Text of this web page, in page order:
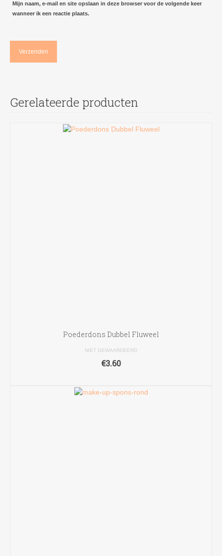
Mijn naam, e-mail en site opslaan in deze browser voor de volgende keer
wanneer ik een reactie plaats.
Gerelateerde producten
Poederdons Dubbel Fluweel
NIET GEWAARDEERD
€3.60